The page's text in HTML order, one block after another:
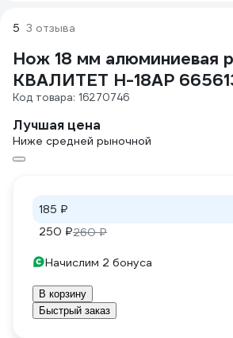
5 3 отзыва
Нож 18 мм алюминиевая
КВАЛИТЕТ Н-18АР
Код товара: 16270746
Лучшая цена
Ниже средней рыночной
185 ₽
250 ₽260 ₽
Начислим 2 бонуса
В корзину
Быстрый заказ